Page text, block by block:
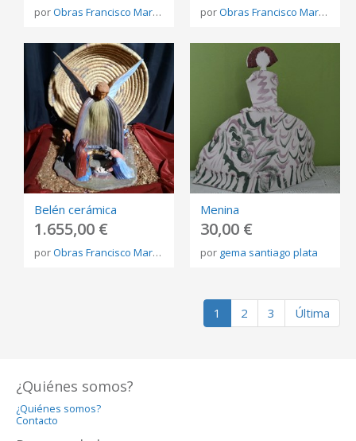
porObras Francisco Martínez Rojo porObras Francisco Martínez Rojo
Belén cerámica
1.655,00 €
porObras Francisco Martínez Rojo
Menina
30,00 €
por gema santiago plata
1 2 3 Última
¿Quiénes somos?
¿Quiénes somos?
Contacto